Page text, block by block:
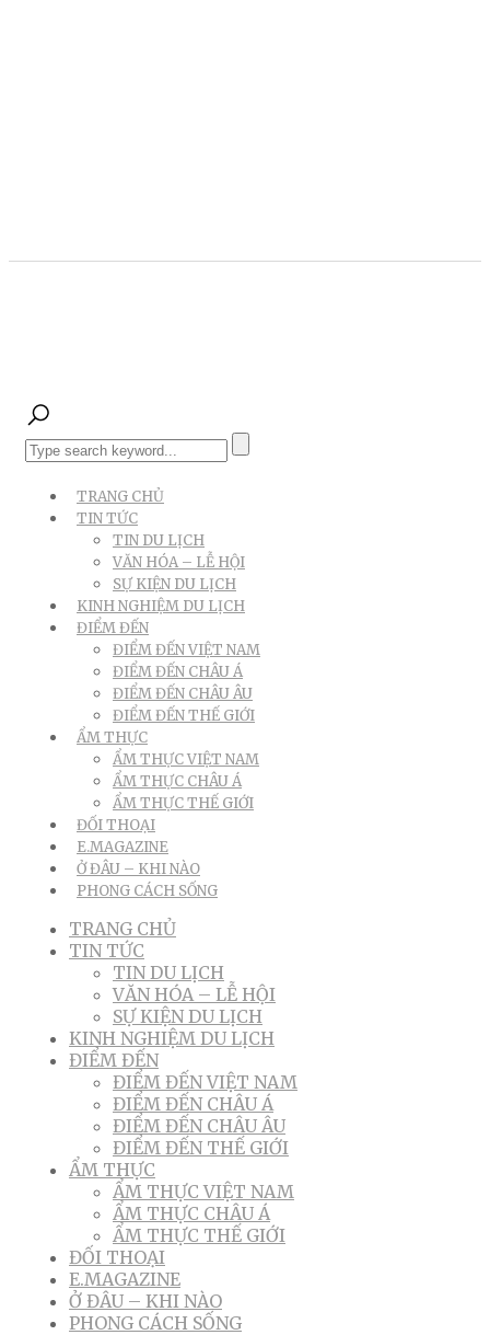
TRANG CHỦ
TIN TỨC
TIN DU LỊCH
VĂN HÓA – LỄ HỘI
SỰ KIỆN DU LỊCH
KINH NGHIỆM DU LỊCH
ĐIỂM ĐẾN
ĐIỂM ĐẾN VIỆT NAM
ĐIỂM ĐẾN CHÂU Á
ĐIỂM ĐẾN CHÂU ÂU
ĐIỂM ĐẾN THẾ GIỚI
ẨM THỰC
ẨM THỰC VIỆT NAM
ẨM THỰC CHÂU Á
ẨM THỰC THẾ GIỚI
ĐỐI THOẠI
E.MAGAZINE
Ở ĐÂU – KHI NÀO
PHONG CÁCH SỐNG
TRANG CHỦ
TIN TỨC
TIN DU LỊCH
VĂN HÓA – LỄ HỘI
SỰ KIỆN DU LỊCH
KINH NGHIỆM DU LỊCH
ĐIỂM ĐẾN
ĐIỂM ĐẾN VIỆT NAM
ĐIỂM ĐẾN CHÂU Á
ĐIỂM ĐẾN CHÂU ÂU
ĐIỂM ĐẾN THẾ GIỚI
ẨM THỰC
ẨM THỰC VIỆT NAM
ẨM THỰC CHÂU Á
ẨM THỰC THẾ GIỚI
ĐỐI THOẠI
E.MAGAZINE
Ở ĐÂU – KHI NÀO
PHONG CÁCH SỐNG